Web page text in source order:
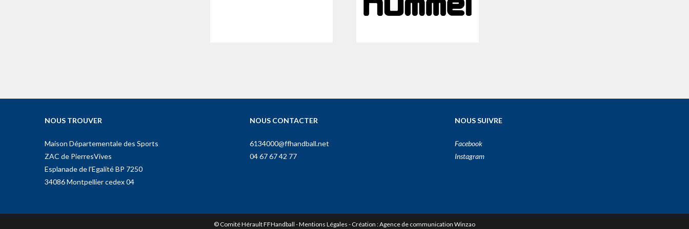
NOUS TROUVER
Maison Départementale des Sports
ZAC de PierresVives
Esplanade de l'Egalité BP 7250
34086 Montpellier cedex 04
NOUS CONTACTER
6134000@ffhandball.net
04 67 67 42 77
NOUS SUIVRE
Facebook
Instagram
© Comité Hérault FFHandball -Mentions Légales - Création :Agence de communication Winzao